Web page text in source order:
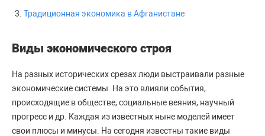
Традиционная экономика в Афганистане
Виды экономического строя
На разных исторических срезах люди выстраивали разные
экономические системы. На это влияли события,
происходящие в обществе, социальные веяния, научный
прогресс и др. Каждая из известных ныне моделей имеет
свои плюсы и минусы. На сегодня известны такие виды